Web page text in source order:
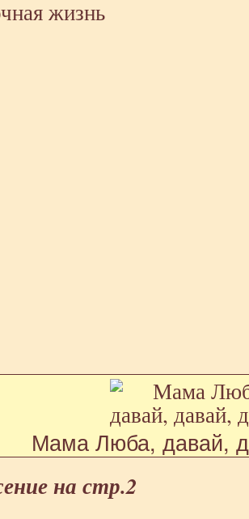
Мама Люба, давай,
на стр.2